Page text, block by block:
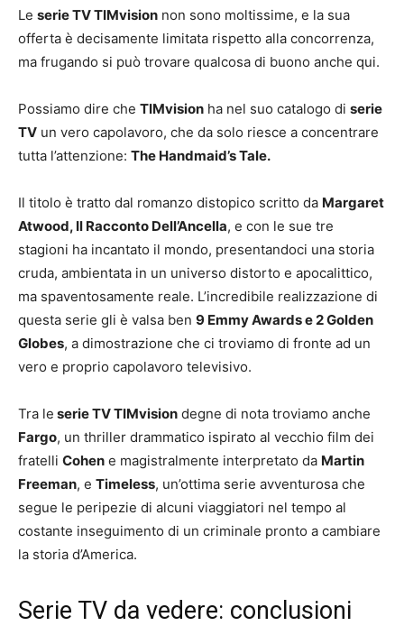
Le serie TV TIMvision non sono moltissime, e la sua
offerta è decisamente limitata rispetto alla concorrenza,
ma frugando si può trovare qualcosa di buono anche qui.
Possiamo dire che TIMvision ha nel suo catalogo di serie
TV un vero capolavoro, che da solo riesce a concentrare
tutta l’attenzione: The Handmaid’s Tale.
Il titolo è tratto dal romanzo distopico scritto da Margaret
Atwood, Il Racconto Dell’Ancella, e con le sue tre
stagioni ha incantato il mondo, presentandoci una storia
cruda, ambientata in un universo distorto e apocalittico,
ma spaventosamente reale. L’incredibile realizzazione di
questa serie gli è valsa ben 9 Emmy Awards e 2 Golden
Globes, a dimostrazione che ci troviamo di fronte ad un
vero e proprio capolavoro televisivo.
Tra le serie TV TIMvision degne di nota troviamo anche
Fargo, un thriller drammatico ispirato al vecchio film dei
fratelli Cohen e magistralmente interpretato da Martin
Freeman, e Timeless, un’ottima serie avventurosa che
segue le peripezie di alcuni viaggiatori nel tempo al
costante inseguimento di un criminale pronto a cambiare
la storia d’America.
Serie TV da vedere: conclusioni